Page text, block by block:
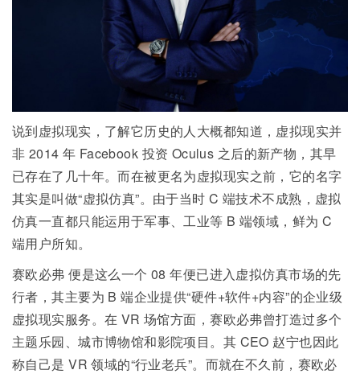
说到虚拟现实，了解它历史的人大概都知道，虚拟现实并
非 2014 年 Facebook 投资 Oculus 之后的新产物，其早
已存在了几十年。而在被更名为虚拟现实之前，它的名字
其实是叫做“虚拟仿真”。由于当时 C 端技术不成熟，虚拟
仿真一直都只能运用于军事、工业等 B 端领域，鲜为 C
端用户所知。
赛欧必弗 便是这么一个 08 年便已进入虚拟仿真市场的先
行者，其主要为 B 端企业提供“硬件+软件+内容”的企业级
虚拟现实服务。在 VR 场馆方面，赛欧必弗曾打造过多个
主题乐园、城市博物馆和影院项目。其 CEO 赵宁也因此
称自己是 VR 领域的“行业老兵”。而就在不久前，赛欧必